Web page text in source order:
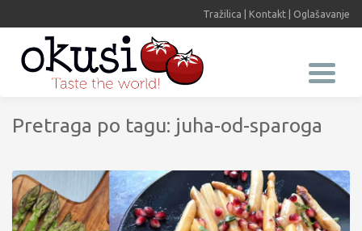
Tražilica Kontakt Oglašavanje
Pretraga po tagu: juha-od-sparoga